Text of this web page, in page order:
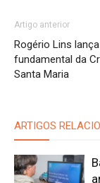
Artigo anterior
Rogério Lins
fundamental da
Santa Maria
ARTIGOS